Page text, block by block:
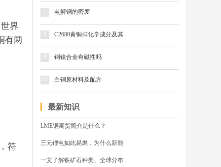
界
有两
符
7 电解铜的密度
C2680黄铜排化学成分及其
铜镍合金有磁性吗
白铜原材料及配方
最新知识
LME铜期货简介是什么？
三元锂电如此易燃，为什么新能
一文了解铁矿石种类、全球分布